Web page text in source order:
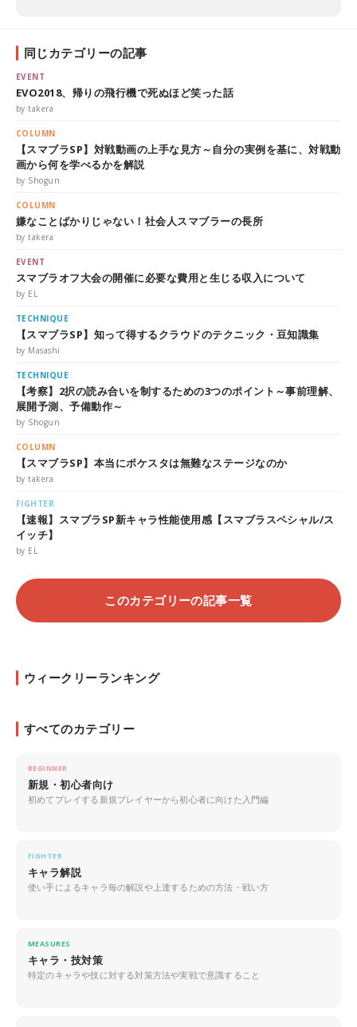
同じカテゴリーの記事
EVENT
EVO2018、帰りの飛行機で死ぬほど笑った話
by takera
COLUMN
【スマブラSP】対戦動画の上手な見方～自分の実例を基に、対戦動
画から何を学べるかを解説
by Shogun
COLUMN
嫌なことばかりじゃない！社会人スマブラーの長所
by takera
EVENT
スマブラオフ大会の開催に必要な費用と生じる収入について
by EL
TECHNIQUE
【スマブラSP】知って得するクラウドのテクニック・豆知識集
by Masashi
TECHNIQUE
【考察】2択の読み合いを制するための3つのポイント～事前理解、
展開予測、予備動作～
by Shogun
COLUMN
【スマブラSP】本当にポケスタは無難なステージなのか
by takera
FIGHTER
【速報】スマブラSP新キャラ性能使用感【スマブラスペシャル/ス
イッチ】
by EL
このカテゴリーの記事一覧
ウィークリーランキング
すべてのカテゴリー
BEGINNER
新規・初心者向け
初めてプレイする新規プレイヤーから初心者に向けた入門編
FIGHTER
キャラ解説
使い手によるキャラ毎の解説や上達するための方法・戦い方
MEASURES
キャラ・技対策
特定のキャラや技に対する対策方法や実戦で意識すること